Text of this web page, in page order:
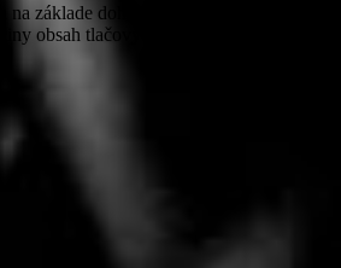
základe dohody s redakciou. Doslovné
obsah tlačových správ a rozhovorov.